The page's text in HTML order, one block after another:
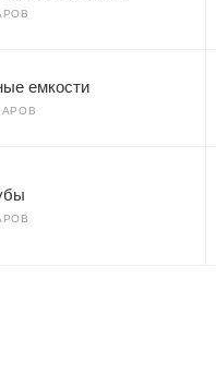
емкости